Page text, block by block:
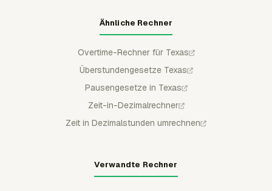
Ähnliche Rechner
Overtime-Rechner für Texas
Überstundengesetze Texas
Pausengesetze in Texas
Zeit-in-Dezimalrechner
Zeit in Dezimalstunden umrechnen
Verwandte Rechner